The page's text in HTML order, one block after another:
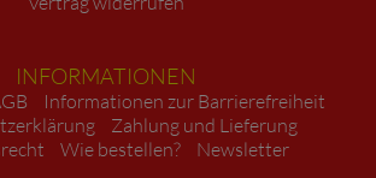
INFORMATIONEN
Informationen zur Barrierefreiheit
Zahlung und Lieferung
Wie bestellen? Newsletter